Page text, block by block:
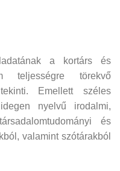
a kortárs és
teljességre törekvő
Emellett széles
nyelvű irodalmi,
és
valamint szótárakból